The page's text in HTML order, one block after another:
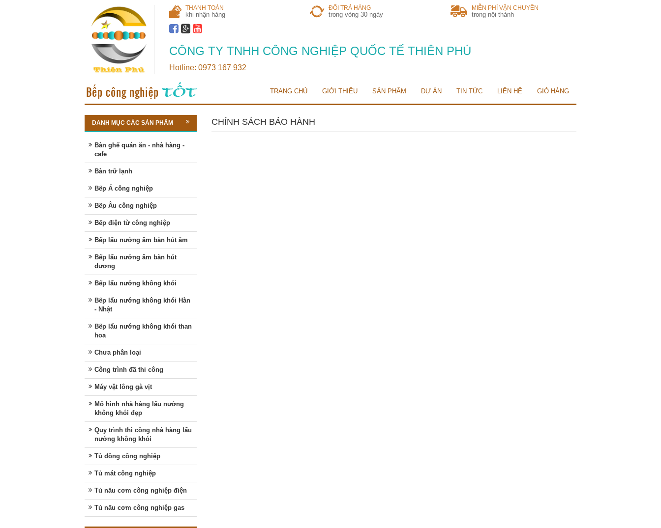
THANH TOÁN
khi nhận hàng
ĐỔI TRẢ HÀNG
trong vòng 30 ngày
MIỄN PHÍ VẬN CHUYỂN
trong nội thành
CÔNG TY TNHH CÔNG NGHIỆP QUỐC TẾ THIÊN PHÚ
Hotline: 0973 167 932
TRANG CHỦ GIỚI THIỆU SẢN PHẨM DỰ ÁN TIN TỨC LIÊN HỆ GIỎ HÀNG
CHÍNH SÁCH BẢO HÀNH
DANH MỤC CÁC SẢN PHẨM
Bàn ghế quán ăn - nhà hàng -
cafe
Bàn trữ lạnh
Bếp Á công nghiệp
Bếp Âu công nghiệp
Bếp điện từ công nghiệp
Bếp lẩu nướng âm bàn hút âm
Bếp lẩu nướng âm bàn hút
dương
Bếp lẩu nướng không khói
Bếp lẩu nướng không khói Hàn
- Nhật
Bếp lẩu nướng không khói than
hoa
Chưa phân loại
Công trình đã thi công
Máy vặt lông gà vịt
Mô hình nhà hàng lẩu nướng
không khói đẹp
Quy trình thi công nhà hàng lẩu
nướng không khói
Tủ đông công nghiệp
Tủ mát công nghiệp
Tủ nấu cơm công nghiệp điện
Tủ nấu cơm công nghiệp gas